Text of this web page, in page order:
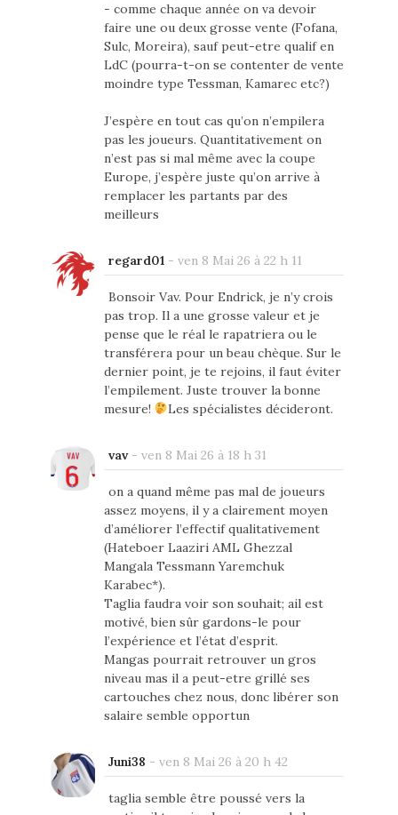
- comme chaque année on va devoir
faire une ou deux grosse vente (Fofana,
Sulc, Moreira), sauf peut-etre qualif en
LdC (pourra-t-on se contenter de vente
moindre type Tessman, Kamarec etc?)
J’espère en tout cas qu’on n’empilera
pas les joueurs. Quantitativement on
n’est pas si mal même avec la coupe
Europe, j’espère juste qu’on arrive à
remplacer les partants par des
meilleurs
regard01- ven 8 Mai 26 à 22 h 11
Bonsoir Vav. Pour Endrick, je n’y crois
pas trop. Il a une grosse valeur et je
pense que le réal le rapatriera ou le
transférera pour un beau chèque. Sur le
dernier point, je te rejoins, il faut éviter
l’empilement. Juste trouver la bonne
mesure!
Les spécialistes décideront.
vav- ven 8 Mai 26 à 18 h 31
on a quand même pas mal de joueurs
assez moyens, il y a clairement moyen
d’améliorer l’effectif qualitativement
(Hateboer Laaziri AML Ghezzal
Mangala Tessmann Yaremchuk
Karabec*).
Taglia faudra voir son souhait; ail est
motivé, bien sûr gardons-le pour
l’expérience et l’état d’esprit.
Mangas pourrait retrouver un gros
niveau mas il a peut-etre grillé ses
cartouches chez nous, donc libérer son
salaire semble opportun
Juni38 - ven 8 Mai 26 à 20 h 42
taglia semble être poussé vers la